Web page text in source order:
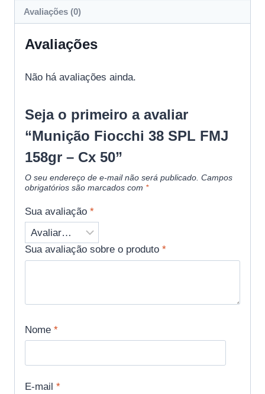
Avaliações (0)
Avaliações
Não há avaliações ainda.
Seja o primeiro a avaliar
“Munição Fiocchi 38 SPL FMJ
158gr – Cx 50”
O seu endereço de e-mail não será publicado. Campos
obrigatórios são marcados com *
Sua avaliação *
Sua avaliação sobre o produto *
Nome *
E-mail *